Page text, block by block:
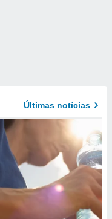
Últimas notícias